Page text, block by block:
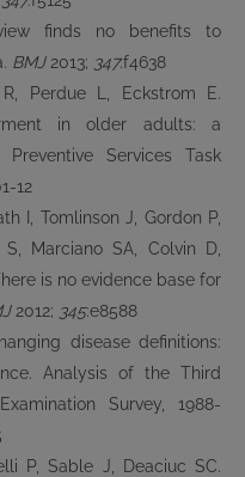
finds no benefits to
BMJ2013; 347:f4638
Perdue L, Eckstrom E.
in older adults: a
Services Task
12
I, Tomlinson J, Gordon P,
Marciano SA, Colvin D,
is no evidence base for
2012; 345:e8588
disease definitions:
Analysis of the Third
Survey, 1988-
P, Sable J, Deaciuc SC.